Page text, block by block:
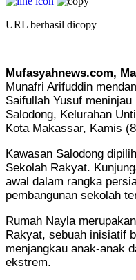
URL berhasil dicopy
Mufasyahnews.com,
Munafri Arifuddin
Saifullah Yusuf
Salodong, Kelurahan
Kota Makassar, Kamis
Kawasan Salodong
Sekolah Rakyat.
awal dalam rangka
pembangunan sekolah
Rumah Nayla
Rakyat, sebuah inisiatif
menjangkau anak-anak
ekstrem.